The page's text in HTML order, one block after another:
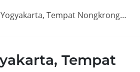
Iconic Gelato & Bistro Yogyakarta, Tempat Nongkrong Bebas Foto Bareng Action Figure Favorit
Tempat